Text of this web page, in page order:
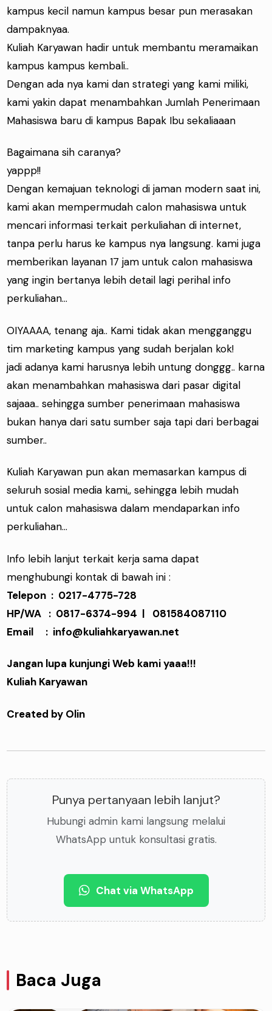
kampus kecil namun kampus besar pun merasakan
dampaknyaa.
Kuliah Karyawan hadir untuk membantu meramaikan
kampus kampus kembali..
Dengan ada nya kami dan strategi yang kami miliki,
kami yakin dapat menambahkan Jumlah Penerimaan
Mahasiswa baru di kampus Bapak Ibu sekaliaaan
Bagaimana sih caranya?
yappp!!
Dengan kemajuan teknologi di jaman modern saat ini,
kami akan mempermudah calon mahasiswa untuk
mencari informasi terkait perkuliahan di internet,
tanpa perlu harus ke kampus nya langsung. kami juga
memberikan layanan 17 jam untuk calon mahasiswa
yang ingin bertanya lebih detail lagi perihal info
perkuliahan...
OIYAAAA, tenang aja.. Kami tidak akan mengganggu
tim marketing kampus yang sudah berjalan kok!
jadi adanya kami harusnya lebih untung donggg.. karna
akan menambahkan mahasiswa dari pasar digital
sajaaa.. sehingga sumber penerimaan mahasiswa
bukan hanya dari satu sumber saja tapi dari berbagai
sumber..
Kuliah Karyawan pun akan memasarkan kampus di
seluruh sosial media kami,, sehingga lebih mudah
untuk calon mahasiswa dalam mendaparkan info
perkuliahan...
Info lebih lanjut terkait kerja sama dapat
menghubungi kontak di bawah ini :
Telepon : 0217-4775-728
HP/WA : 0817-6374-994 | 081584087110
Email : info@kuliahkaryawan.net
Jangan lupa kunjungi Web kami yaaa!!!
Kuliah Karyawan
Created by Olin
Punya pertanyaan lebih lanjut?
Hubungi admin kami langsung melalui
WhatsApp untuk konsultasi gratis.
Chat via WhatsApp
Baca Juga